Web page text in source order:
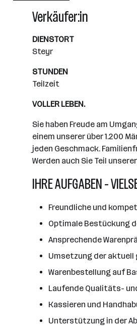
Wiener Neudorf
Verkäufer:in
DIENSTORT
Steyr
STUNDEN
Teilzeit
VOLLER LEBEN.
Sie haben Freude am
einem unserer über 1.200
jeden Geschmack.
Werden auch Sie Teil
IHRE AUFGABEN -
Freundliche und
Optimale Bestückung
Ansprechende
Umsetzung der
Warenbestellung auf
Laufende Qualitäts-
Kassieren und
Unterstützung in der